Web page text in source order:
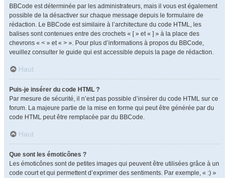
BBCode est déterminée par les administrateurs, mais il vous est également
possible de la désactiver sur chaque message depuis le formulaire de
rédaction. Le BBCode est similaire à l’architecture du code HTML, les
balises sont contenues entre des crochets « [ » et « ] » à la place des
chevrons « < » et « > ». Pour plus d’informations à propos du BBCode,
veuillez consulter le guide qui est accessible depuis la page de rédaction.
Haut
Puis-je insérer du code HTML ?
Par mesure de sécurité, il n’est pas possible d’insérer du code HTML sur ce
forum. La majeure partie de la mise en forme qui peut être générée par du
code HTML peut être remplacée par du BBCode.
Haut
Que sont les émoticônes ?
Les émoticônes sont de petites images qui peuvent être utilisées grâce à un
code court et qui permettent d’exprimer des sentiments. Par exemple, « :) »